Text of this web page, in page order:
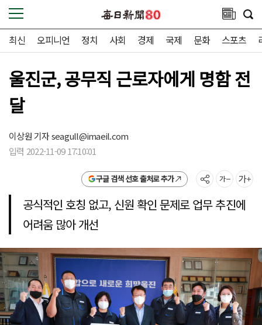
최신 오피니언 정치 사회 경제 국제 문화 스포츠
울진군, 공무직 근로자에게 명함 전
달
이상원 기자seagull@imaeil.com
입력 2022-11-09 17:10:01
구글 검색 선호 출처로 추가
공식적인 호칭 없고, 신원 확인 문제로 업무 추진에
어려움 많아 개선